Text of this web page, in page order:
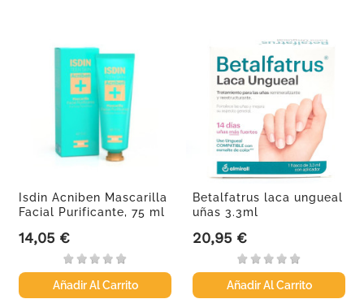
Isdin Acniben Mascarilla
Facial Purificante, 75 ml
Precio
14,05 €
Añadir Al Carrito
Betalfatrus laca ungueal
uñas 3.3ml
Precio
20,95 €
Añadir Al Carrito